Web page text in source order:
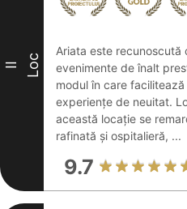
II Loc
Ariata este recunoscută
evenimente de înalt
modul în care
experiențe de neuitat.
această locație se
rafinată și ospitalieră, ...
9.7